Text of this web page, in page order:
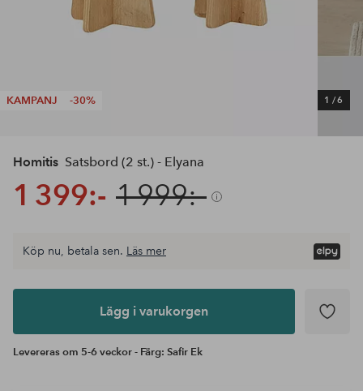
KAMPANJ -30% 1 /6
Homitis Satsbord (2 st.) - Elyana
1 399:- 1 999:-
Lägg i
Köp nu, betala sen. Läs mer
Lägg i varukorgen
Levereras om 5-6 veckor - Färg: Safir Ek